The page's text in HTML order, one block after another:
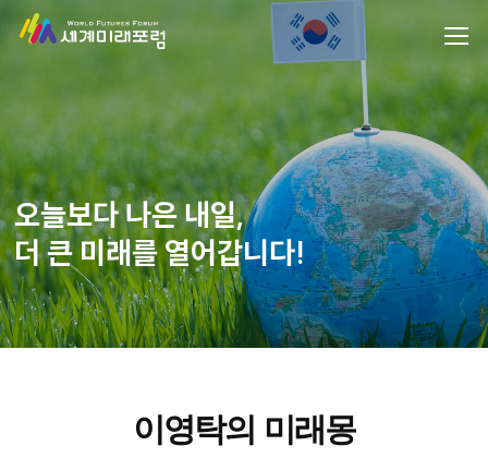
오늘보다 나은 내일,
더 큰 미래를 열어갑니다!
이영탁의 미래몽